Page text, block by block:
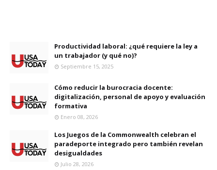
Productividad laboral: ¿qué requiere la ley a
un trabajador (y qué no)?
Septiembre 15, 2025
Cómo reducir la burocracia docente:
digitalización, personal de apoyo y evaluación
formativa
Enero 08, 2026
Los Juegos de la Commonwealth celebran el
paradeporte integrado pero también revelan
desigualdades
Julio 28, 2026